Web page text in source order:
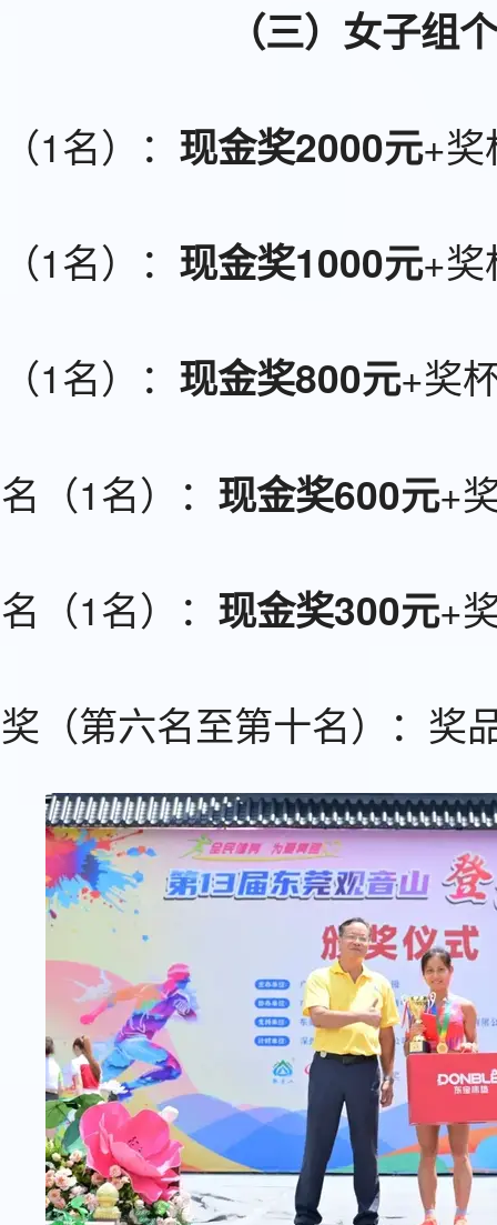
（三）女子组
1名）： 现金奖2000元+奖
1名）： 现金奖1000元+奖
1名）： 现金奖800元+奖
（1名）： 现金奖600元+
（1名）： 现金奖300元+
（第六名至第十名）：奖